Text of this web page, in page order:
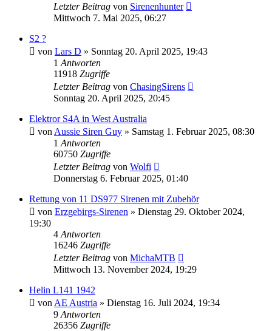
Letzter Beitrag von Sirenenhunter
Mittwoch 7. Mai 2025, 06:27
S2 ?
von Lars D » Sonntag 20. April 2025, 19:43
1 Antworten
11918 Zugriffe
Letzter Beitrag von ChasingSirens
Sonntag 20. April 2025, 20:45
Elektror S4A in West Australia
von Aussie Siren Guy » Samstag 1. Februar 2025, 08:30
1 Antworten
60750 Zugriffe
Letzter Beitrag von Wolfi
Donnerstag 6. Februar 2025, 01:40
Rettung von 11 DS977 Sirenen mit Zubehör
von Erzgebirgs-Sirenen » Dienstag 29. Oktober 2024,
19:30
4 Antworten
16246 Zugriffe
Letzter Beitrag von MichaMTB
Mittwoch 13. November 2024, 19:29
Helin L141 1942
von AE Austria » Dienstag 16. Juli 2024, 19:34
9 Antworten
26356 Zugriffe